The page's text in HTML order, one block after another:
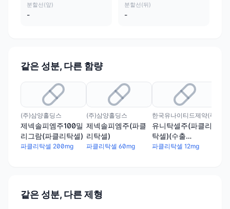
분할선(앞)
-
분할선(뒤)
-
같은 성분, 다른 함량
(주)삼양홀딩스
제넥솔피엠주100밀
리그람(파클리탁셀)
파클리탁셀 200mg
(주)삼양홀딩스
제넥솔피엠주(파클
리탁셀)
파클리탁셀 60mg
한국유나이티드제약(주)
유니탁셀주(파클리
탁셀)(수출
명:NeotaxlInj.)(수출
파클리탁셀 12mg
같은 성분, 다른 제형